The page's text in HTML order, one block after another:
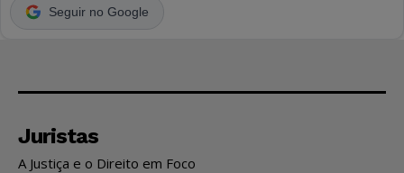
Seguir no Google
Juristas
A Justiça e o Direito em Foco